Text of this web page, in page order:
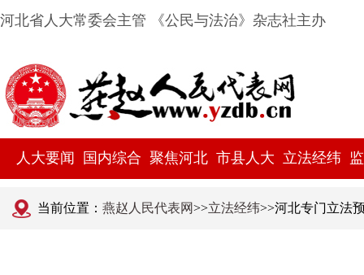
河北省人大常委会主管 《公民与法治》杂志社主办
人大要闻 国内综合 聚焦河北 市县人大 立法经纬
当前位置： 燕赵人民代表网>>立法经纬>>河北专门立法